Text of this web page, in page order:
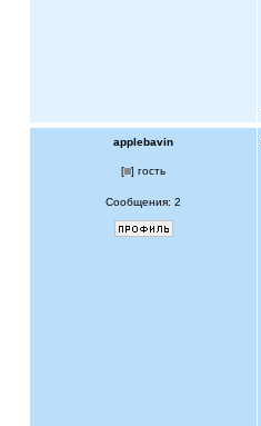
applebavin
[ ] гость
Сообщения: 2